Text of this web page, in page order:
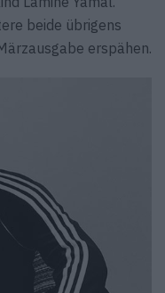
beide übrigens
erspähen.